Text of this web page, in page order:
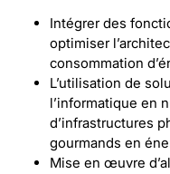
Intégrer des
optimiser
consommation
L’utilisation de
l’informatique en
d’infrastructures
gourmands en
Mise en œuvre